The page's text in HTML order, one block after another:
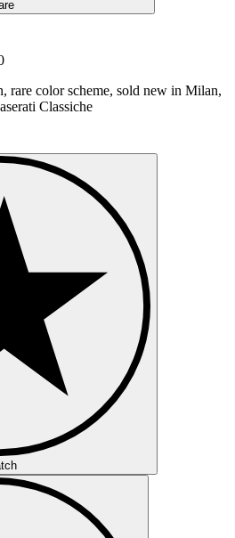
rare color scheme, sold new in Milan,
Classiche